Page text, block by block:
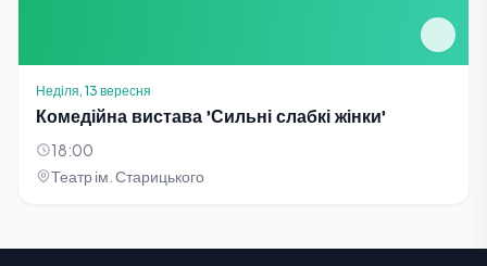
Неділя, 13 вересня
Комедійна вистава 'Сильні слабкі жінки'
18:00
Театр ім. Старицького